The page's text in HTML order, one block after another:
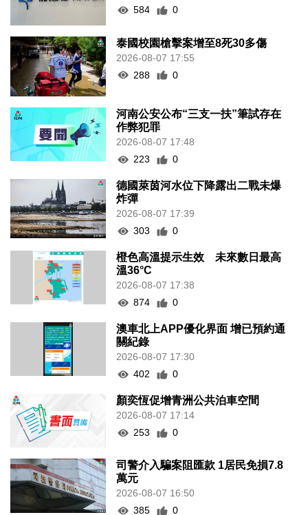
584
0
泰國校園槍擊案增至8死30多傷
2026-08-07 17:55
288
0
河南公安公布“三支一扶”筆試存在
作弊犯罪
2026-08-07 17:48
223
0
德國萊茵河水位下降露出二戰未爆
炸彈
2026-08-07 17:39
303
0
橙色高溫提示生效 未來數日最高
溫36°C
2026-08-07 17:38
874
0
澳車北上APP優化界面 增已預約通
關紀錄
2026-08-07 17:30
402
0
顏奕恆促增青洲公共泊車空間
2026-08-07 17:14
253
0
司警介入騙案阻匯款 1居民免損7.8
萬元
2026-08-07 16:50
385
0